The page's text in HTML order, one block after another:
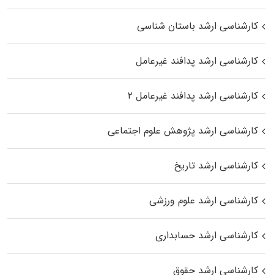
کارشناسی ارشد باستان شناسی
کارشناسی ارشد پدافند غیرعامل
کارشناسی ارشد پدافند غیرعامل ۲
کارشناسی ارشد پژوهش علوم اجتماعی
کارشناسی ارشد تاریخ
کارشناسی ارشد علوم ورزشی
کارشناسی ارشد حسابداری
کارشناسی ارشد حقوق